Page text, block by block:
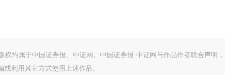
均属于中国证券报、中证网。中国证券报·中证网与作品作者联合声明，
利用其它方式使用上述作品。